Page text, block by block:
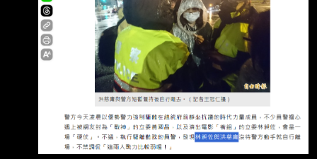
時代力量今（4）日發布 聲明，痛批黃國昌「為
了墊高自己而篡改歷史」，要求他公開道歉、更
正內容，並在修正 前全面下架書籍。 時力批黃
國昌「曲解歷史」 點名4人都